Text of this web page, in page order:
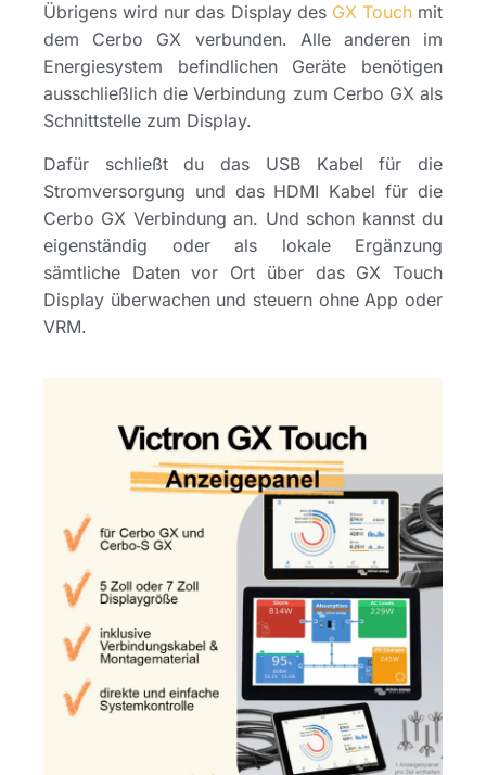
Übrigens wird nur das Display des GX Touchmit
dem Cerbo GX verbunden. Alle anderen im
Energiesystem befindlichen Geräte benötigen
ausschließlich die Verbindung zum Cerbo GX als
Schnittstelle zum Display.
Dafür schließt du das USB Kabel für die
Stromversorgung und das HDMI Kabel für die
Cerbo GX Verbindung an. Und schon kannst du
eigenständig oder als lokale Ergänzung
sämtliche Daten vor Ort über das GX Touch
Display überwachen und steuern ohne App oder
VRM.